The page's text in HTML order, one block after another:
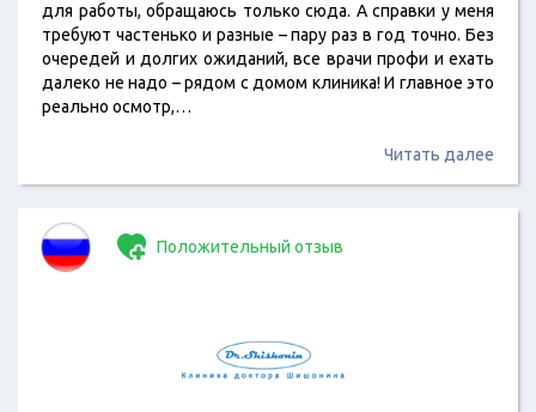
для работы, обращаюсь только сюда. А справки у меня
требуют частенько и разные – пару раз в год точно. Без
очередей и долгих ожиданий, все врачи профи и ехать
далеко не надо – рядом с домом клиника! И главное это
реально осмотр,…
Читать далее
Положительный отзыв